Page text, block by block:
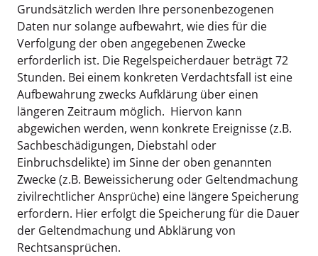
Grundsätzlich werden Ihre personenbezogenen
Daten nur solange aufbewahrt, wie dies für die
Verfolgung der oben angegebenen Zwecke
erforderlich ist. Die Regelspeicherdauer beträgt 72
Stunden. Bei einem konkreten Verdachtsfall ist eine
Aufbewahrung zwecks Aufklärung über einen
längeren Zeitraum möglich. Hiervon kann
abgewichen werden, wenn konkrete Ereignisse (z.B.
Sachbeschädigungen, Diebstahl oder
Einbruchsdelikte) im Sinne der oben genannten
Zwecke (z.B. Beweissicherung oder Geltendmachung
zivilrechtlicher Ansprüche) eine längere Speicherung
erfordern. Hier erfolgt die Speicherung für die Dauer
der Geltendmachung und Abklärung von
Rechtsansprüchen.